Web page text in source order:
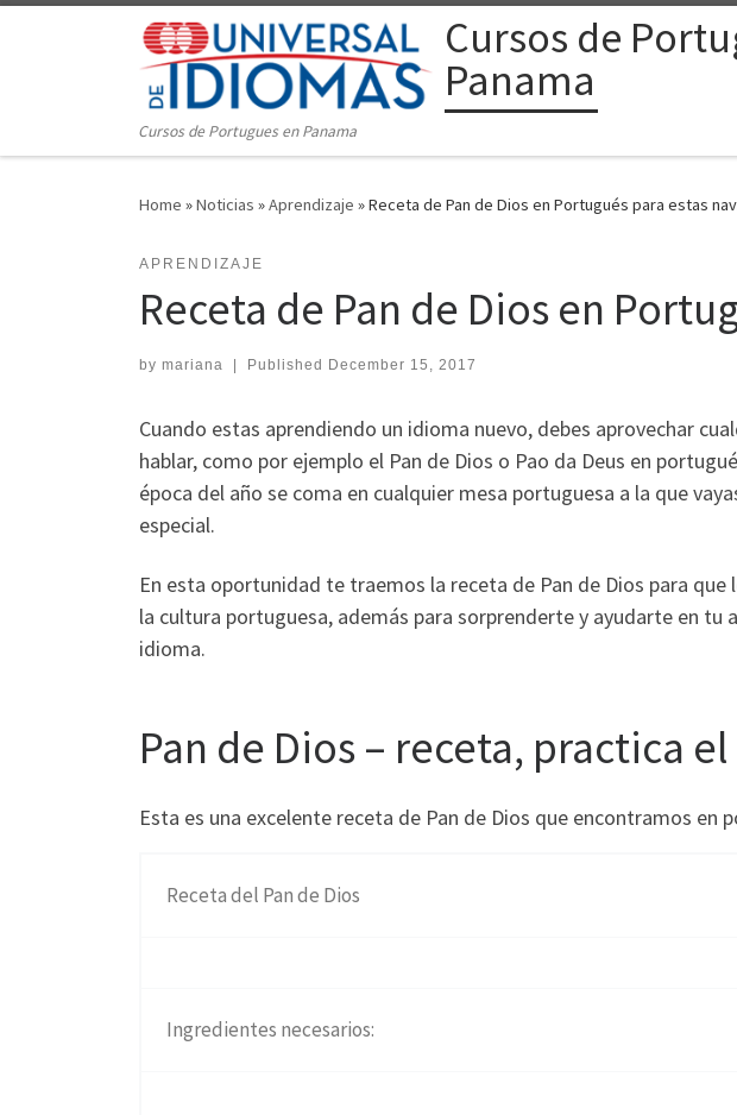
Skip to content
Cursos de
Panama
Cursos de Portugues en Panama
Home »Noticias »Aprendizaje »Receta de Pan de Dios en Portugués para estas
APRENDIZAJE
Receta de Pan de Dios en
by mariana Published December 15, 2017
Cuando estas aprendiendo un idioma nuevo, debes aprovechar
hablar, como por ejemplo el Pan de Dios o Pao da Deus en
época del año se coma en cualquier mesa portuguesa a la que
especial.
En esta oportunidad te traemos la receta de Pan de Dios para
la cultura portuguesa, además para sorprenderte y ayudarte en
idioma.
Pan de Dios – receta, practica
Esta es una excelente receta de Pan de Dios que encontramos
Receta del Pan de Dios
Ingredientes necesarios: